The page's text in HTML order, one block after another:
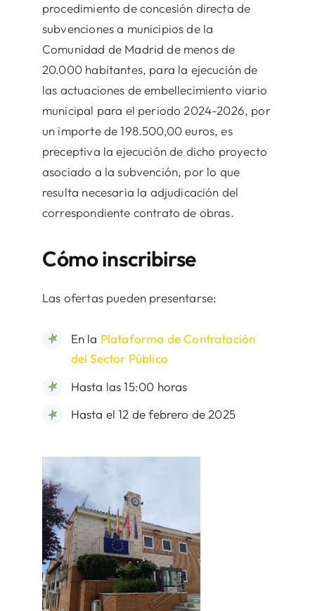
procedimiento de concesión directa de
subvenciones a municipios de la
Comunidad de Madrid de menos de
20.000 habitantes, para la ejecución de
las actuaciones de embellecimiento viario
municipal para el periodo 2024-2026, por
un importe de 198.500,00 euros, es
preceptiva la ejecución de dicho proyecto
asociado a la subvención, por lo que
resulta necesaria la adjudicación del
correspondiente contrato de obras.
Cómo inscribirse
Las ofertas pueden presentarse:
En la Plataforma de Contratación
del Sector Público
Hasta las 15:00 horas
Hasta el 12 de febrero de 2025